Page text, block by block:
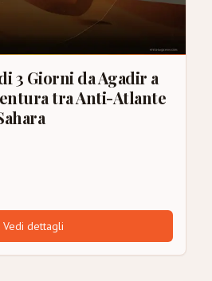
3 Giorni da Agadir a
tra Anti-Atlante
Vedi dettagli